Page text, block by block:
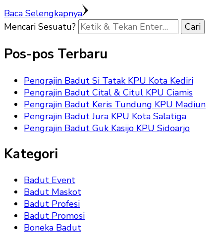
Baca Selengkapnya
Mencari Sesuatu?
Pos-pos Terbaru
Pengrajin Badut Si Tatak KPU Kota Kediri
Pengrajin Badut Cital & Citul KPU Ciamis
Pengrajin Badut Keris Tundung KPU Madiun
Pengrajin Badut Jura KPU Kota Salatiga
Pengrajin Badut Guk Kasijo KPU Sidoarjo
Kategori
Badut Event
Badut Maskot
Badut Profesi
Badut Promosi
Boneka Badut